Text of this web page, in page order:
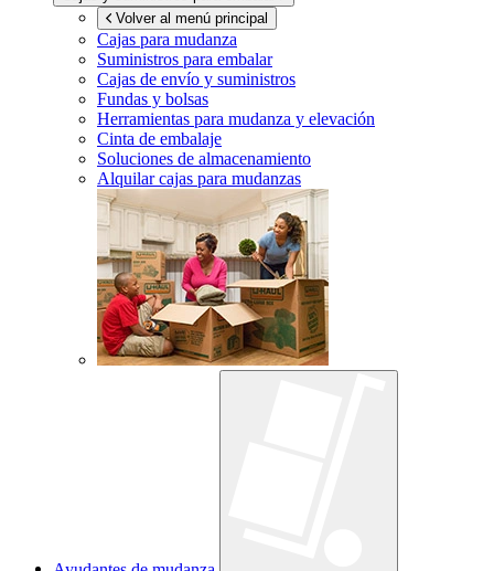
Volver al menú principal
Cajas para mudanza
Suministros para embalar
Cajas de envío y suministros
Fundas y bolsas
Herramientas para mudanza y elevación
Cinta de embalaje
Soluciones de almacenamiento
Alquilar cajas para mudanzas